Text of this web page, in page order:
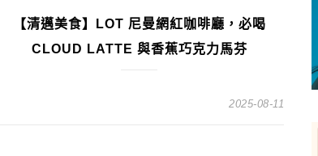
【清邁美食】LOT 尼曼網紅咖啡廳，必喝
CLOUD LATTE 與香蕉巧克力馬芬
2025-08-11